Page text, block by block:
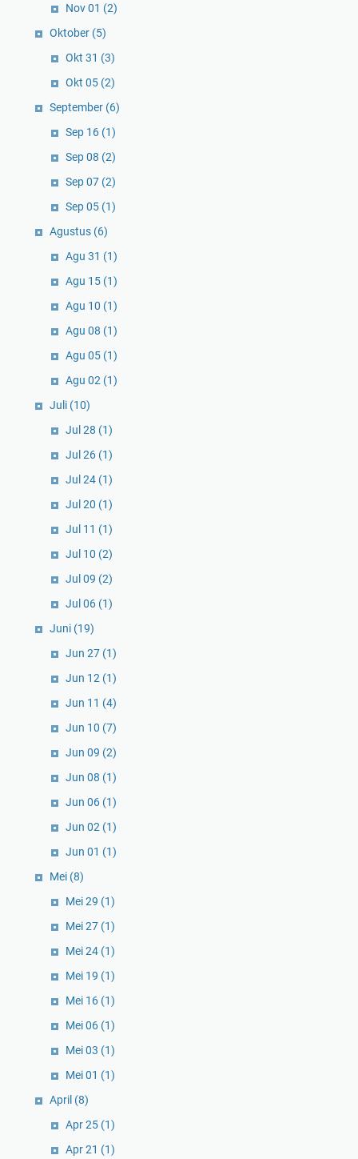
Nov 01 (2)
Oktober (5)
Okt 31 (3)
Okt 05 (2)
September (6)
Sep 16 (1)
Sep 08 (2)
Sep 07 (2)
Sep 05 (1)
Agustus (6)
Agu 31 (1)
Agu 15 (1)
Agu 10 (1)
Agu 08 (1)
Agu 05 (1)
Agu 02 (1)
Juli (10)
Jul 28 (1)
Jul 26 (1)
Jul 24 (1)
Jul 20 (1)
Jul 11 (1)
Jul 10 (2)
Jul 09 (2)
Jul 06 (1)
Juni (19)
Jun 27 (1)
Jun 12 (1)
Jun 11 (4)
Jun 10 (7)
Jun 09 (2)
Jun 08 (1)
Jun 06 (1)
Jun 02 (1)
Jun 01 (1)
Mei (8)
Mei 29 (1)
Mei 27 (1)
Mei 24 (1)
Mei 19 (1)
Mei 16 (1)
Mei 06 (1)
Mei 03 (1)
Mei 01 (1)
April (8)
Apr 25 (1)
Apr 21 (1)